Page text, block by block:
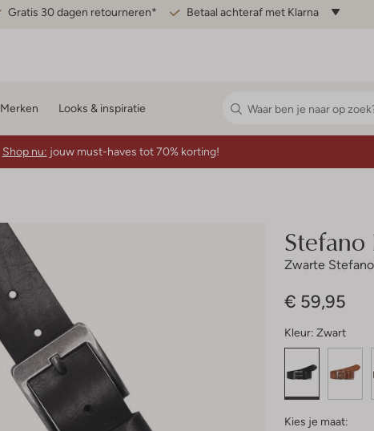
Gratis 30 dagen retourneren* Betaal achteraf met Klarna
Merken Looks & inspiratie
Shop nu: jouw must-haves tot 70% korting!
Stefano
Zwarte
€ 59,95
Kleur: Zwart
Kies je maat: